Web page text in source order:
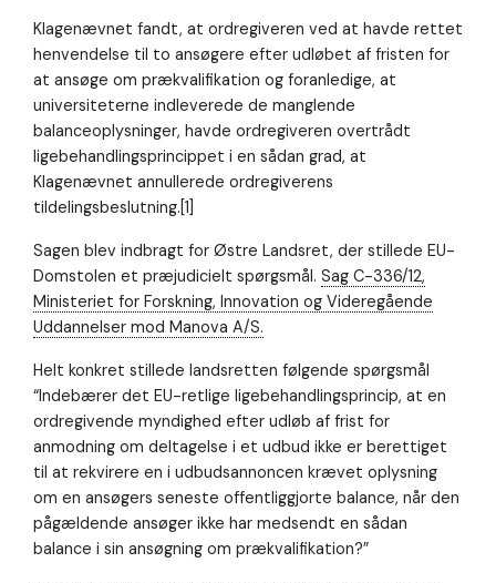
Klagenævnet fandt, at ordregiveren ved at havde rettet
henvendelse til to ansøgere efter udløbet af fristen for
at ansøge om prækvalifikation og foranledige, at
universiteterne indleverede de manglende
balanceoplysninger, havde ordregiveren overtrådt
ligebehandlingsprincippet i en sådan grad, at
Klagenævnet annullerede ordregiverens
tildelingsbeslutning.[1]
Sagen blev indbragt for Østre Landsret, der stillede EU-
Domstolen et præjudicielt spørgsmål. Sag C-336/12,
Ministeriet for Forskning, Innovation og Videregående
Uddannelser mod Manova A/S.
Helt konkret stillede landsretten følgende spørgsmål
“Indebærer det EU-retlige ligebehandlingsprincip, at en
ordregivende myndighed efter udløb af frist for
anmodning om deltagelse i et udbud ikke er berettiget
til at rekvirere en i udbudsannoncen krævet oplysning
om en ansøgers seneste offentliggjorte balance, når den
pågældende ansøger ikke har medsendt en sådan
balance i sin ansøgning om prækvalifikation?”
forsvinder en
del
fra
hjemmesiden.